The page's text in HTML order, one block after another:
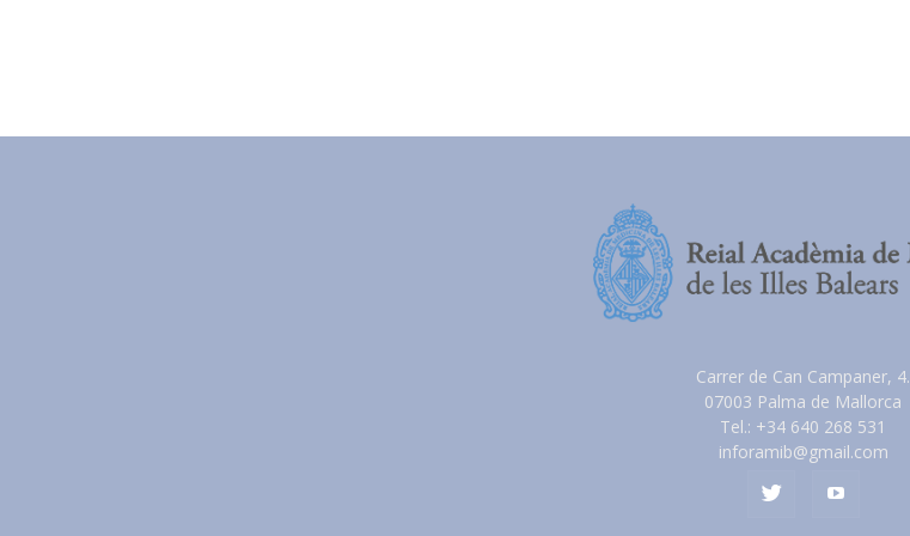
Carrer de Can Campaner, 4.
07003 Palma de Mallorca
Tel.: +34 640 268 531
inforamib@gmail.com